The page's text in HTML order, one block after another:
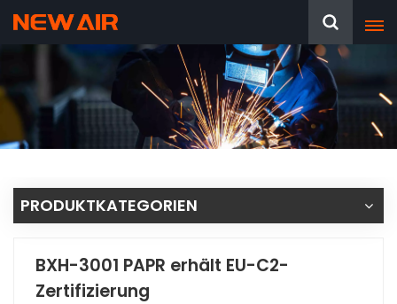
PRODUKTKATEGORIEN
BXH-3001 PAPR erhält EU-C2-
Zertifizierung